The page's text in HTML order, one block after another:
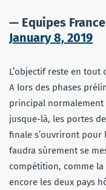
— Equipes
January 8, 2019
L’objectif reste en
A lors des phases
principal normalement
jusque-là, les portes
finale s’ouvriront pour
faudra sûrement se
compétition, comme la
encore les deux pays